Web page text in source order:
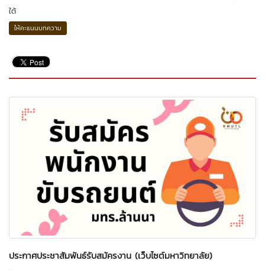
ใต้
ให้คะแนนบทความ
ประกาศประชาสัมพันธ์รับสมัครงาน (เว็บไซต์มหาวิทยาลัย)